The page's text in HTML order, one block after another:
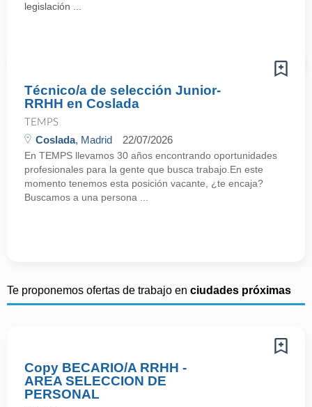
legislación ...
Técnico/a de selección Junior-
RRHH en Coslada
TEMPS
Coslada, Madrid 22/07/2026
En TEMPS llevamos 30 años encontrando oportunidades
profesionales para la gente que busca trabajo.En este
momento tenemos esta posición vacante, ¿te encaja?
Buscamos a una persona ...
Te proponemos ofertas de trabajo en ciudades próximas
Copy BECARIO/A RRHH -
AREA SELECCION DE
PERSONAL